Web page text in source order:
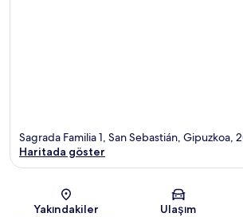
Harita
Sagrada Familia 1, San Sebastián, Gipuzkoa,
Haritada göster
Yakındakiler Ulaşım